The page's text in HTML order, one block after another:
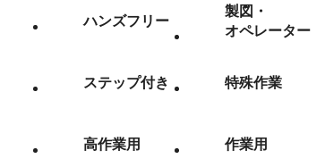
ハンズフリー
製図・
オペレーター
ステップ付き 特殊作業
高作業用 作業用